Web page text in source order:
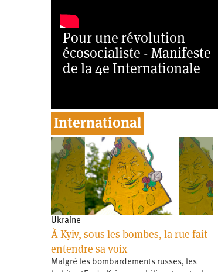
Pour une révolution
écosocialiste - Manifeste
de la 4e Internationale
International
Ukraine
À Kyiv, sous les bombes, la rue fait
entendre sa voix
Malgré les bombardements russes, les